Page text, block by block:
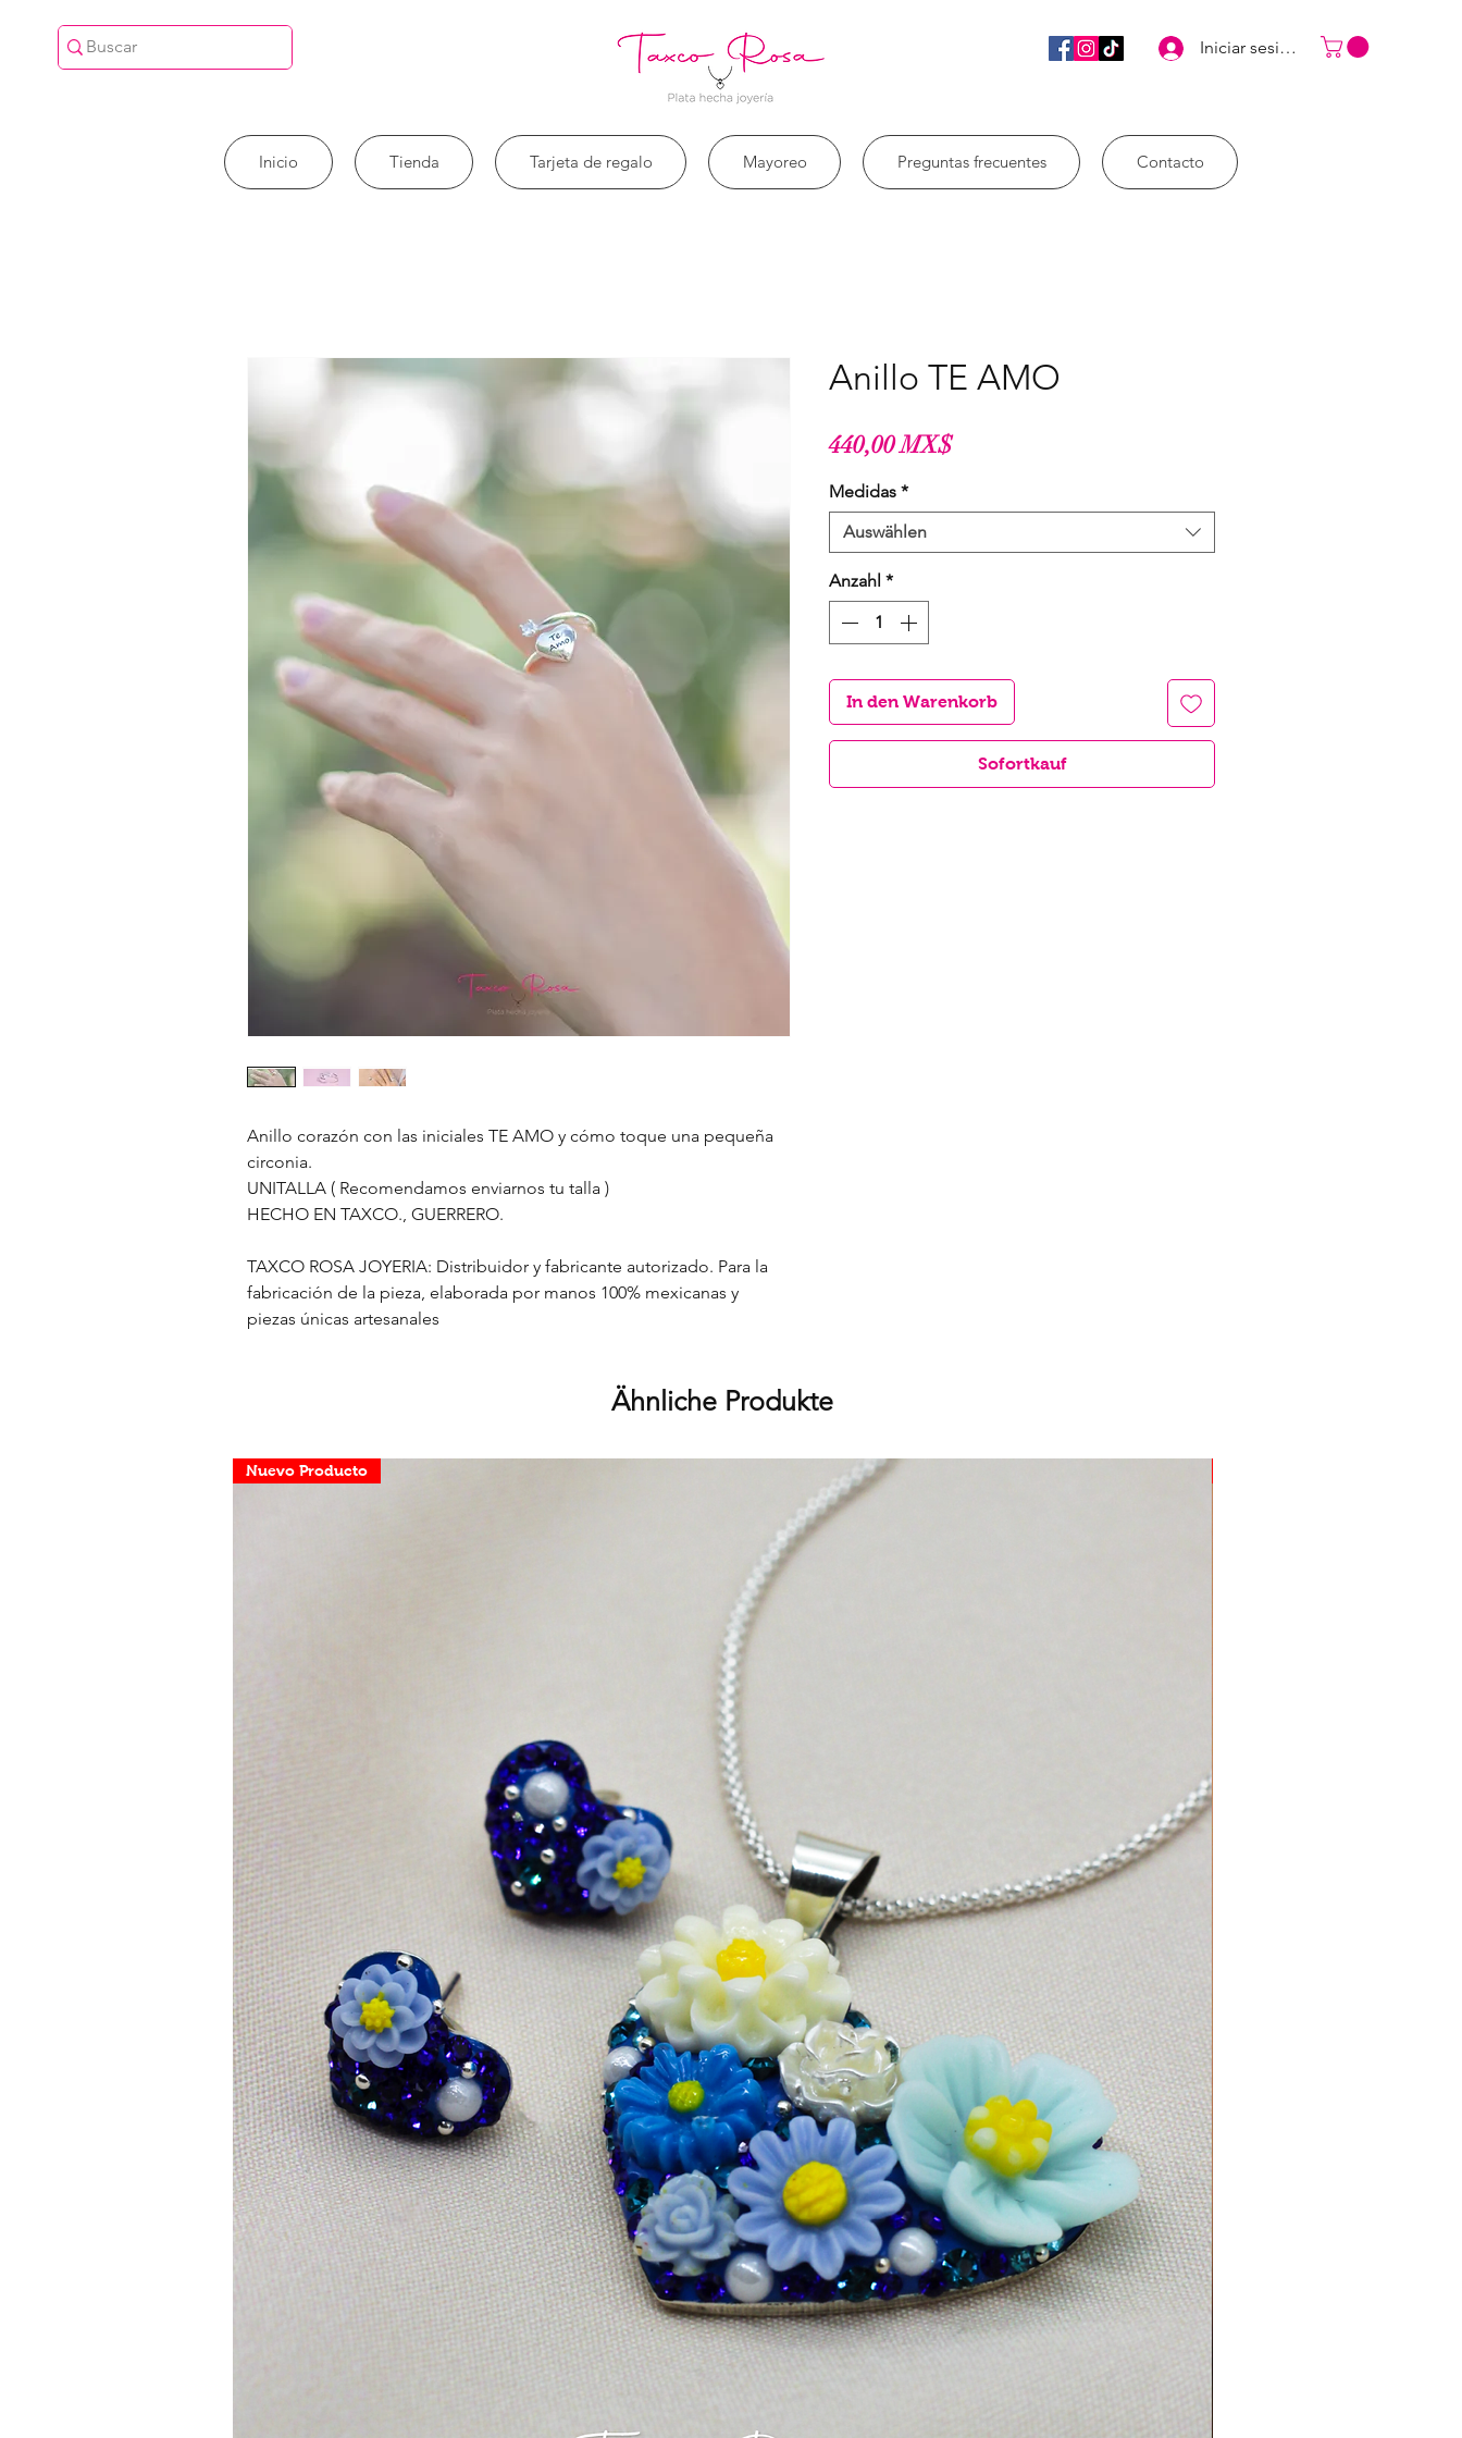
Iniciar sesión
Inicio Tienda Tarjeta de regalo Mayoreo Preguntas frecuentes Contacto
Anillo corazón con las iniciales TE AMO y cómo toque una pequeña
circonia.
UNITALLA ( Recomendamos enviarnos tu talla )
HECHO EN TAXCO., GUERRERO.
TAXCO ROSA JOYERIA: Distribuidor y fabricante autorizado. Para la
fabricación de la pieza, elaborada por manos 100% mexicanas y
piezas únicas artesanales
Anillo TE AMO
440,00 MX$Preis
Medidas *
Auswählen
Anzahl *
In den Warenkorb
Sofortkauf
Ähnliche Produkte
Nuevo Producto